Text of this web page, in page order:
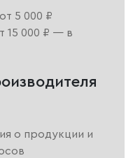
5 000 ₽
15 000 ₽ — в
о продукции и